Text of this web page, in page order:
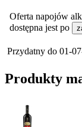
Oferta napojów
dostępna jest po
Przydatny do 01-
Produkty